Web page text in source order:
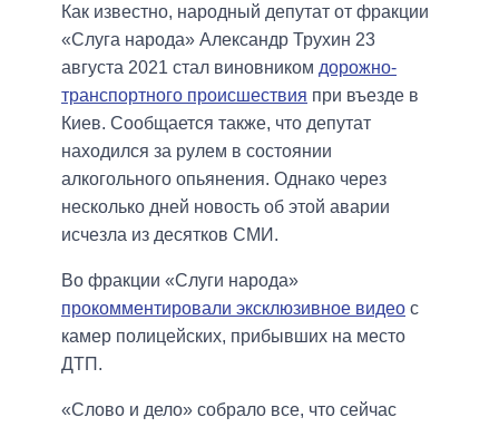
Как известно, народный депутат от фракции
«Слуга народа» Александр Трухин 23
августа 2021 стал виновником дорожно-
транспортного происшествия при въезде в
Киев. Сообщается также, что депутат
находился за рулем в состоянии
алкогольного опьянения. Однако через
несколько дней новость об этой аварии
исчезла из десятков СМИ.
Во фракции «Слуги народа»
прокомментировали эксклюзивное видео с
камер полицейских, прибывших на место
ДТП.
«Слово и дело» собрало все, что сейчас